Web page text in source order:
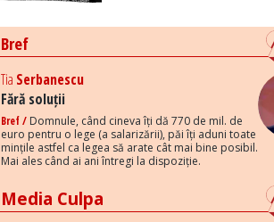
Bref
Tia Serbanescu
Fără soluții
Bref / Domnule, când cineva îți dă 770 de mil. de
euro pentru o lege (a salarizării), păi îți aduni toate
mințile astfel ca legea să arate cât mai bine posibil.
Mai ales când ai ani întregi la dispoziție.
Media Culpa